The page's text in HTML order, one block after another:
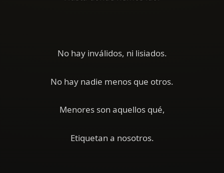
No hay inválidos, ni lisiados.
No hay nadie menos que otros.
Menores son aquellos qué,
Etiquetan a nosotros.